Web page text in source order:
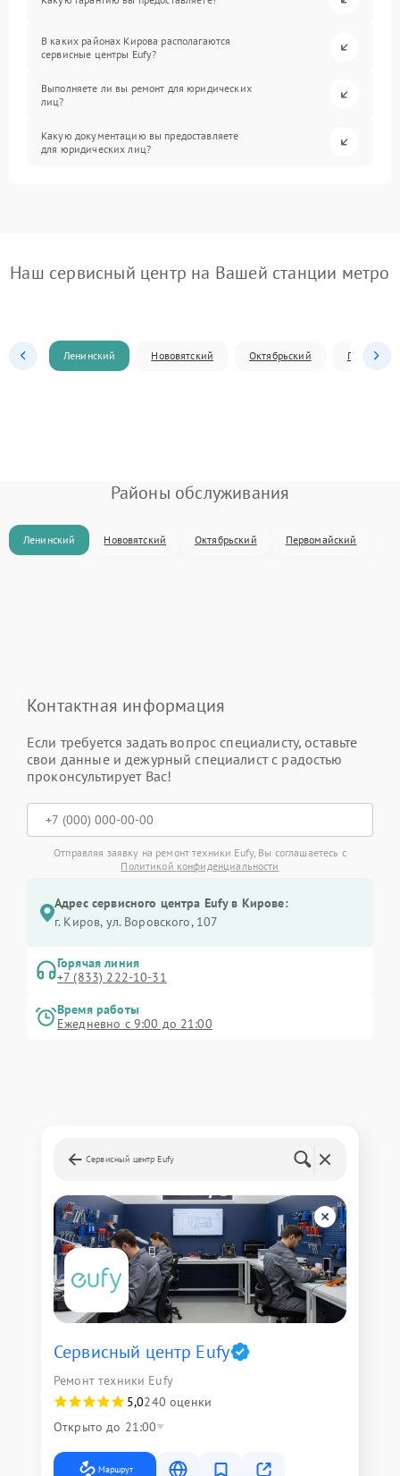
В каких районах Кирова располагаются
сервисные центры Eufy?
Выполняете ли вы ремонт для юридических
лиц?
Какую документацию вы предоставляете
для юридических лиц?
Наш сервисный центр на Вашей станции метро
Ленинский Нововятский Октябрьский
Районы обслуживания
Ленинский Нововятский Октябрьский Первомайский
Контактная информация
Если требуется задать вопрос специалисту, оставьте
свои данные и дежурный специалист с радостью
проконсультирует Вас!
Отправляя заявку на ремонт техники Eufy, Вы соглашаетесь с
Политикой конфиденциальности
Адрес сервисного центра Eufy в Кирове:
г. Киров, ул. Воровского, 107
Горячая линия
+7 (833) 222-10-31
Время работы
Ежедневно с 9:00 до 21:00
Сервисный центр Eufy
Сервисный центр Eufy
Ремонт техники Eufy
5,0240 оценки
Открыто до 21:00
Маршрут